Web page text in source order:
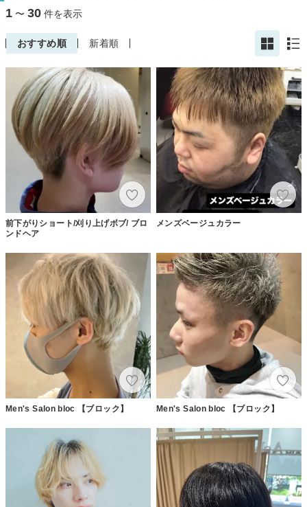
1 〜 30 件を表示
おすすめ順 新着順
前下がりショート/刈り上げボブ/ ブロ
ンドヘア
メンズベージュカラー
Men's Salon bloc 【ブロック】 Men's Salon bloc 【ブロック】